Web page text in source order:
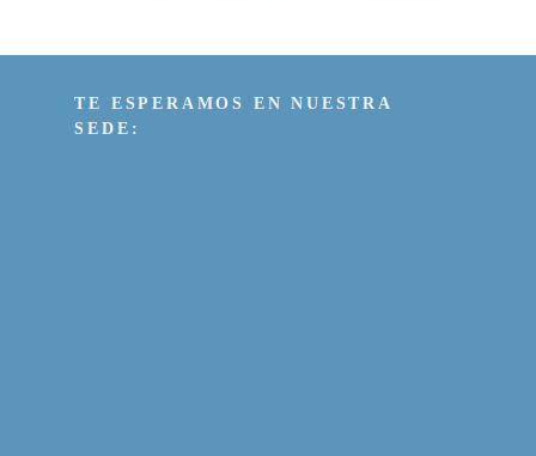
TE ESPERAMOS EN NUESTRA
SEDE: